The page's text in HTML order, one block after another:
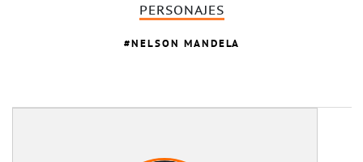
PERSONAJES
NELSON MANDELA